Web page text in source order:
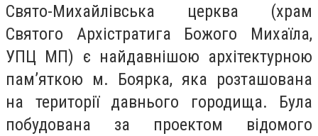
Свято-Михайлівська церква (храм
Святого Архістратига Божого Михаїла,
УПЦ МП) є найдавнішою архітектурною
пам’яткою м. Боярка, яка розташована
на території давнього городища. Була
побудована за проектом відомого